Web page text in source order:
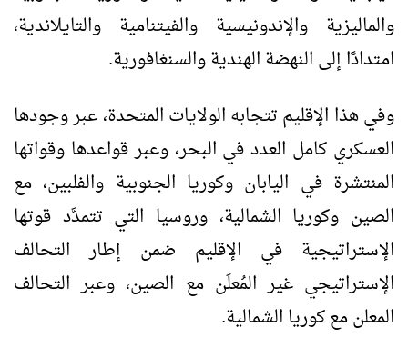
والماليزية والإندونيسية والفيتنامية والتايلاندية،
امتدادًا إلى النهضة الهندية والسنغافورية.
وفي هذا الإقليم تتجابه الولايات المتحدة، عبر وجودها
العسكري كامل العدد في البحر، وعبر قواعدها وقواتها
المنتشرة في اليابان وكوريا الجنوبية والفلبين، مع
الصين وكوريا الشمالية، وروسيا التي تتمدَّد قوتها
الإستراتيجية في الإقليم ضمن إطار التحالف
الإستراتيجي غير المُعلَن مع الصين، وعبر التحالف
المعلن مع كوريا الشمالية.